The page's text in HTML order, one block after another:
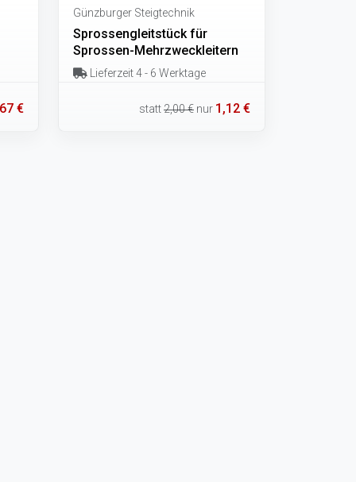
€
Günzburger Steigtechnik
Sprossengleitstück für
Sprossen-Mehrzweckleitern
Lieferzeit 4 - 6 Werktage
statt2,00 € nur 1,12 €